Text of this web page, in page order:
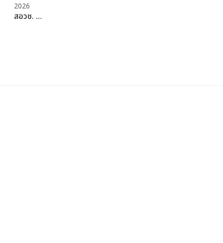
2026
สอวช. รุกสร้าง Ecosystem อาหารแห่งอนาคต ผนึกกำลัง SME Thailand จัดงาน “Plant-Rich Business Matching” พลิกต้นทุนไทยที่แข็งแกร่ง สู่เป้าหมายศูนย์กลางโปรตีนที่ยั่งยืนของโลก